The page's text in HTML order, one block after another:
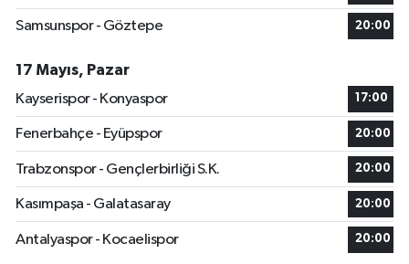
Samsunspor - Göztepe 20:00
17 Mayıs, Pazar
Kayserispor - Konyaspor
17:00
Fenerbahçe - Eyüpspor 20:00
Trabzonspor - Gençlerbirliği S.K. 20:00
Kasımpaşa - Galatasaray 20:00
Antalyaspor - Kocaelispor 20:00